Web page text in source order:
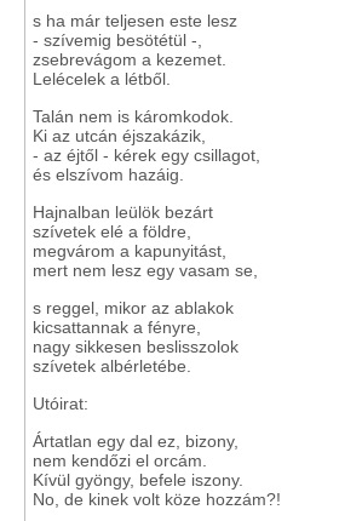
s ha már teljesen este lesz
- szívemig besötétül -,
zsebrevágom a kezemet.
Lelécelek a létből.
Talán nem is káromkodok.
Ki az utcán éjszakázik,
- az éjtől - kérek egy csillagot,
és elszívom hazáig.
Hajnalban leülök bezárt
szívetek elé a földre,
megvárom a kapunyitást,
mert nem lesz egy vasam se,
s reggel, mikor az ablakok
kicsattannak a fényre,
nagy sikkesen beslisszolok
szívetek albérletébe.
Utóirat:
Ártatlan egy dal ez, bizony,
nem kendőzi el orcám.
Kívül gyöngy, befele iszony.
No, de kinek volt köze hozzám?!